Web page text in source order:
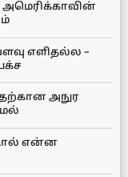
அமெரிக்காவின்
எளிதல்ல –
அநுர
என்ன